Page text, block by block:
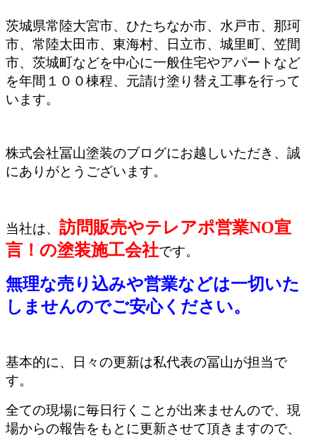
茨城県常陸大宮市、ひたちなか市、水戸市、那珂
市、常陸太田市、東海村、日立市、城里町、笠間
市、茨城町などを中心に一般住宅やアパートなど
を年間１００棟程、元請け塗り替え工事を行って
います。
株式会社冨山塗装のブログにお越しいただき、誠
にありがとうございます。
当社は、 訪問販売やテレアポ営業NO宣
言！の塗装施工会社です。
無理な売り込みや営業などは一切いた
しませんのでご安心ください。
基本的に、日々の更新は私代表の冨山が担当で
す。
全ての現場に毎日行くことが出来ませんので、現
場からの報告をもとに更新させて頂きますので、